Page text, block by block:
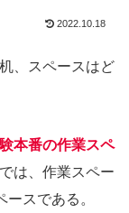
2022.10.18
、スペースはど
本番の作業スペ
は、作業スペー
スである。